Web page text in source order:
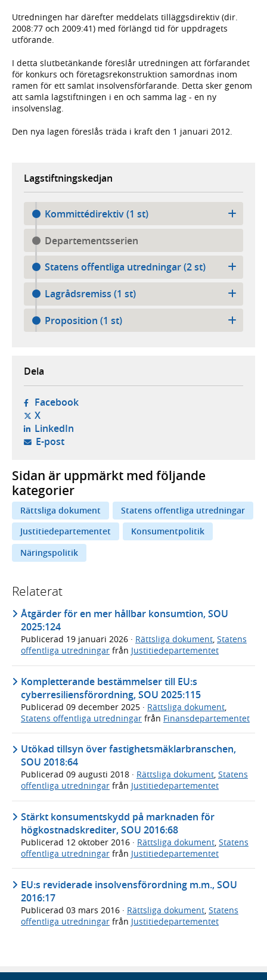
Utredningen har därefter meddelats tilläggsdirektiv (dir.
2008:77 och 2009:41) med förlängd tid för uppdragets
utförande.
I detta slutbetänkande föreslår utredningen att förfarandet
för konkurs och företagsrekonstruktion samordnas inom
ramen för ett samlat insolvensförfarande. Detta sker genom
att samla lagstiftningen i en och samma lag - en ny
insolvenslag.
Den nya lagen föreslås träda i kraft den 1 januari 2012.
Lagstiftningskedjan
Kommittédirektiv (1 st)
Departementsserien
Statens offentliga utredningar (2 st)
Lagrådsremiss (1 st)
Proposition (1 st)
Dela
Facebook- öppnas i ny flik, extern webbplats,
X- öppnas i ny flik, extern webbplats,
LinkedIn- öppnas i ny flik, extern webbplats,
E-post- öppnar din e-postklient,
Sidan är uppmärkt med följande
kategorier
Rättsliga dokument
Statens offentliga utredningar
Justitiedepartementet
Konsumentpolitik
Näringspolitik
Relaterat
Åtgärder för en mer hållbar konsumtion, SOU
2025:124
Publicerad 19 januari 2026 · Rättsliga dokument, Statens
offentliga utredningar från Justitiedepartementet
Kompletterande bestämmelser till EU:s
cyberresiliensförordning, SOU 2025:115
Publicerad 09 december 2025 · Rättsliga dokument,
Statens offentliga utredningar från Finansdepartementet
Utökad tillsyn över fastighetsmäklarbranschen,
SOU 2018:64
Publicerad 09 augusti 2018 · Rättsliga dokument, Statens
offentliga utredningar från Justitiedepartementet
Stärkt konsumentskydd på marknaden för
högkostnadskrediter, SOU 2016:68
Publicerad 12 oktober 2016 · Rättsliga dokument, Statens
offentliga utredningar från Justitiedepartementet
EU:s reviderade insolvensförordning m.m., SOU
2016:17
Publicerad 03 mars 2016 · Rättsliga dokument Statens
offentliga utredningar från Justitiedepartementet